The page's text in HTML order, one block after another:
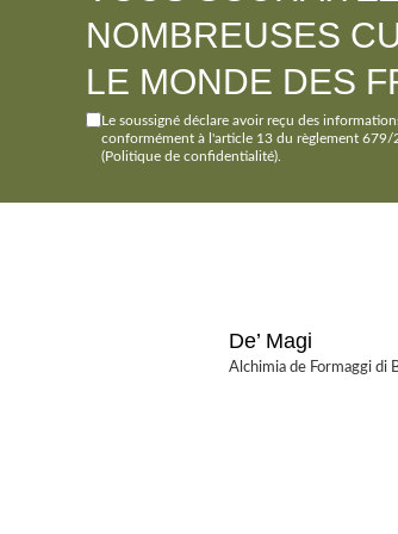
NOMBREUSES
LE MONDE DES
Le soussigné déclare avoir reçu des
conformément à l'article 13 du règlement 679/
(Politique de confidentialité)
De’ Magi
Alchimia de Formaggi di